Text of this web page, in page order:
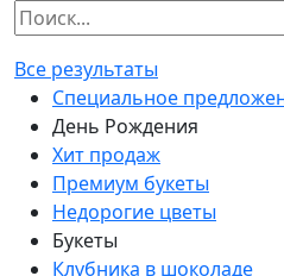
Все результаты
Специальное
День Рождения
Хит продаж
Премиум букеты
Недорогие цветы
Букеты
Клубника в шоколаде